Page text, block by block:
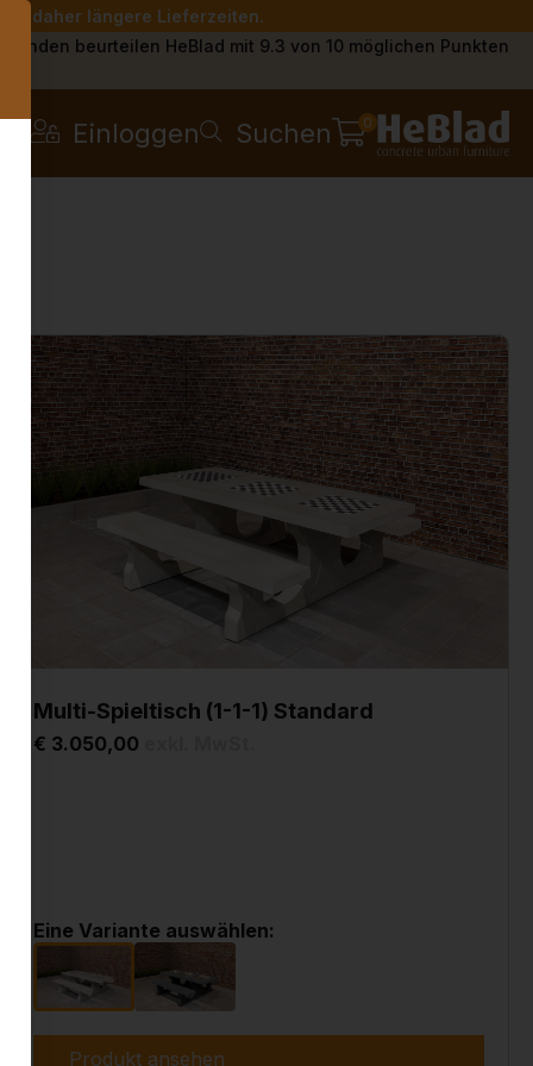
daher längere Lieferzeiten.
Kunden beurteilen HeBlad mit 9.3 von 10 möglichen Punkten
Einloggen Suchen 0
Multi-Spieltisch (1-1-1) Standard
€ 3.050,00
Eine Variante auswählen:
Produkt ansehen